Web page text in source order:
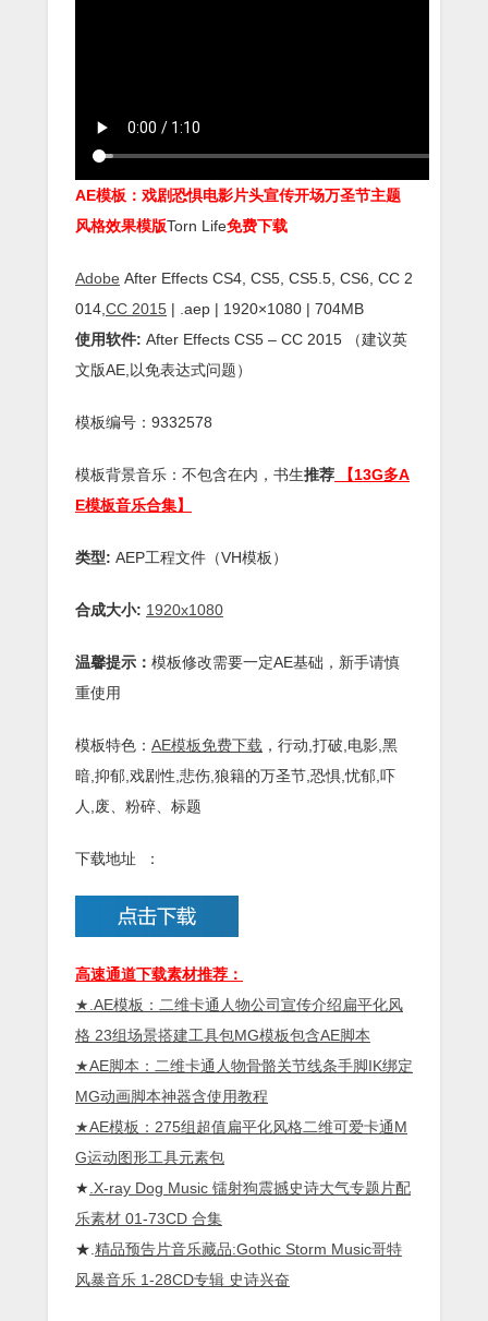
AE模板：戏剧恐惧电影片头宣传开场万圣节主题
风格效果模版Torn Life免费下载
Adobe After Effects CS4, CS5, CS5.5, CS6, CC 2
014, CC 2015 | .aep | 1920×1080 | 704MB
使用软件: After Effects CS5 – CC 2015 （建议英
文版AE,以免表达式问题）
模板编号：9332578
模板背景音乐：不包含在内，书生推荐 【13G多A
E模板音乐合集】
类型: AEP工程文件（VH模板）
合成大小: 1920x1080
温馨提示： 模板修改需要一定AE基础，新手请慎
重使用
模板特色： AE模板免费下载 ，行动,打破,电影,黑
暗,抑郁,戏剧性,悲伤,狼籍的万圣节,恐惧,忧郁,吓
人,废、粉碎、标题
下载地址 ：
高速通道下载素材推荐：
★ AE模板：二维卡通人物公司宣传介绍扁平化风
格 23组场景搭建工具包MG模板包含AE脚本
★AE脚本：二维卡通人物骨骼关节线条手脚IK绑定
MG动画脚本神器含使用教程
★AE模板：275组超值扁平化风格二维可爱卡通M
G运动图形工具元素包
★ .X-ray Dog Music 镭射狗震撼史诗大气专题片配
乐素材 01-73CD 合集
★. 精品预告片音乐藏品:Gothic Storm Music哥特
风暴音乐 1-28CD专辑 史诗兴奋